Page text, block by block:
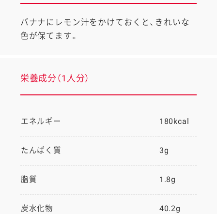
バナナにレモン汁をかけておくと、きれいな
色が保てます。
栄養成分（1人分）
エネルギー 180kcal
たんぱく質 3g
脂質 1.8g
炭水化物 40.2g